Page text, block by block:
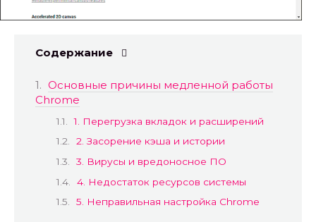
Содержание
Основные причины медленной работы
Chrome
1. Перегрузка вкладок и расширений
2. Засорение кэша и истории
3. Вирусы и вредоносное ПО
4. Недостаток ресурсов системы
5. Неправильная настройка Chrome